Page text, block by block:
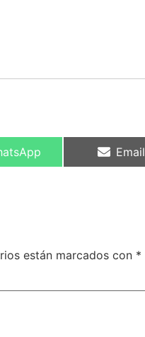
Email
están marcados con *